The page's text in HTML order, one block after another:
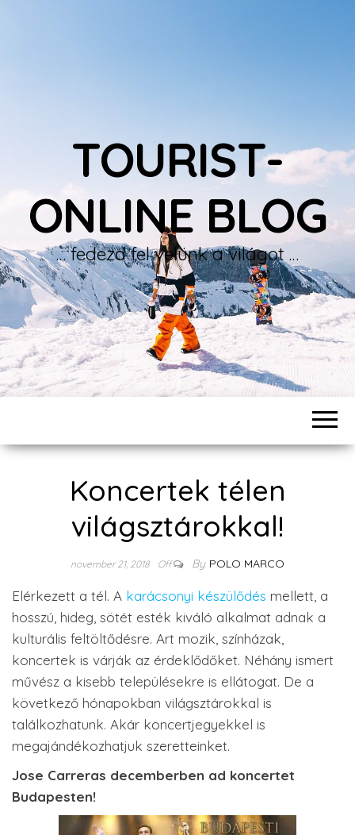
TOURIST-
ONLINE BLOG
… fedezd fel velünk a világot …
Koncertek télen
világsztárokkal!
november 21, 2018 Off By POLO MARCO
Elérkezett a tél. A karácsonyi készülődés mellett, a
hosszú, hideg, sötét esték kiváló alkalmat adnak a
kulturális feltöltődésre. Art mozik, színházak,
koncertek is várják az érdeklődőket. Néhány ismert
művész a kisebb településekre is ellátogat. De a
következő hónapokban világsztárokkal is
találkozhatunk. Akár koncertjegyekkel is
megajándékozhatjuk szeretteinket.
Jose Carreras decemberben ad koncertet
Budapesten!